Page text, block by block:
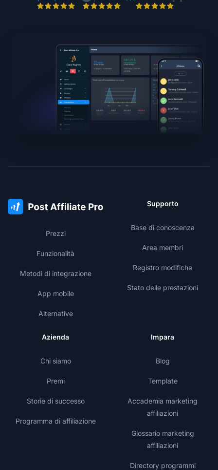
Prezzi
Funzionalità
Metodi di integrazione
App mobile
Alternative
Supporto
Base di conoscenza
Area membri
Registro modifiche
Stato delle prestazioni
Azienda
Chi siamo
Premi
Storie di successo
Programma di affiliazione
Impara
Blog
Template
Accademia marketing
affiliazioni
Glossario marketing
affiliazioni
Directory programmi